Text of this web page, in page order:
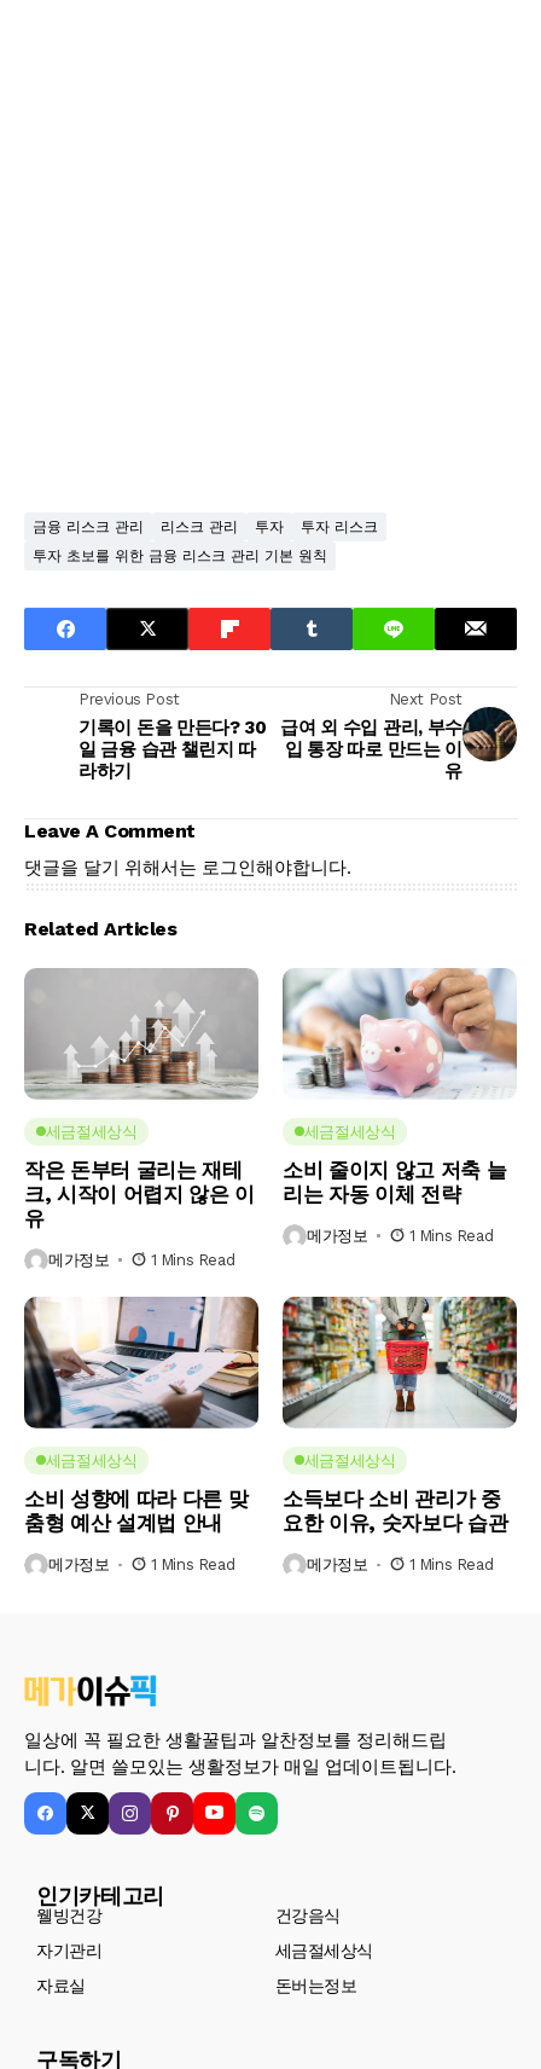
금융 리스크 관리 리스크 관리 투자
투자 리스크
투자 초보를 위한 금융 리스크 관리 기본 원칙
Previous Post
기록이 돈을 만든다? 30
일 금융 습관 챌린지 따
라하기
Next Post
급여 외 수입 관리, 부수
입 통장 따로 만드는 이
유
Leave A Comment
댓글을 달기 위해서는 로그인해야합니다.
Related Articles
세금절세상식
작은 돈부터 굴리는 재테
크, 시작이 어렵지 않은 이
유
메가정보 1 Mins Read
세금절세상식
소비 줄이지 않고 저축 늘
리는 자동 이체 전략
메가정보 1 Mins Read
세금절세상식
소비 성향에 따라 다른 맞
춤형 예산 설계법 안내
메가정보 1 Mins Read
세금절세상식
소득보다 소비 관리가 중
요한 이유, 숫자보다 습관
메가정보 1 Mins Read
일상에 꼭 필요한 생활꿀팁과 알찬정보를 정리해드립
니다. 알면 쓸모있는 생활정보가 매일 업데이트됩니다.
인기카테고리
웰빙건강
건강음식
자기관리
세금절세상식
자료실
돈버는정보
구독하기